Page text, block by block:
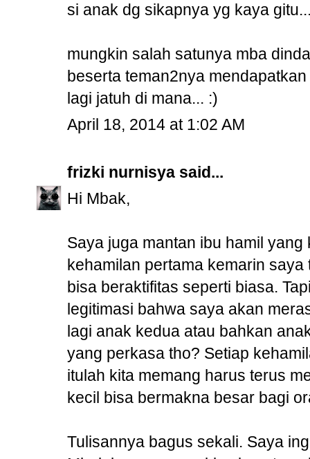
si anak dg sikapnya yg kaya
mungkin salah satunya mba
beserta teman2nya
lagi jatuh di mana... :)
April 18, 2014 at 1:02 AM
frizki nurnisya said...
Hi Mbak,
Saya juga mantan ibu hamil
kehamilan pertama kemarin
bisa beraktifitas seperti biasa.
legitimasi bahwa saya akan
lagi anak kedua atau bahkan
yang perkasa tho? Setiap
itulah kita memang harus terus
kecil bisa bermakna besar bagi
Tulisannya bagus sekali. Saya